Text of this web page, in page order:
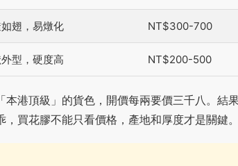
翅，易燉化 NT$300-700
型，硬度高 NT$200-500
港頂級」的貨色，開價每兩要價三千八。結
買花膠不能只看價格，產地和厚度才是關鍵。